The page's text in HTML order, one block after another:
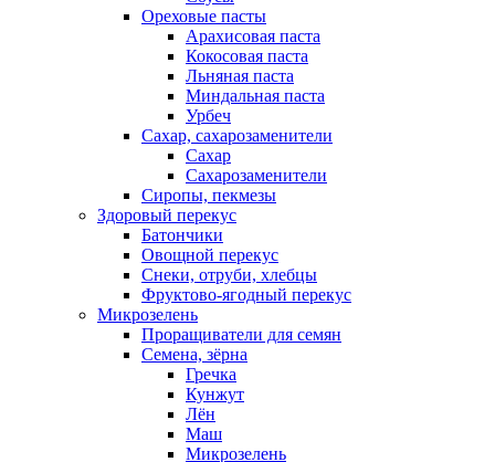
Ореховые пасты
Арахисовая паста
Кокосовая паста
Льняная паста
Миндальная паста
Урбеч
Сахар, сахарозаменители
Сахар
Сахарозаменители
Сиропы, пекмезы
Здоровый перекус
Батончики
Овощной перекус
Снеки, отруби, хлебцы
Фруктово-ягодный перекус
Микрозелень
Проращиватели для семян
Семена, зёрна
Гречка
Кунжут
Лён
Маш
Микрозелень